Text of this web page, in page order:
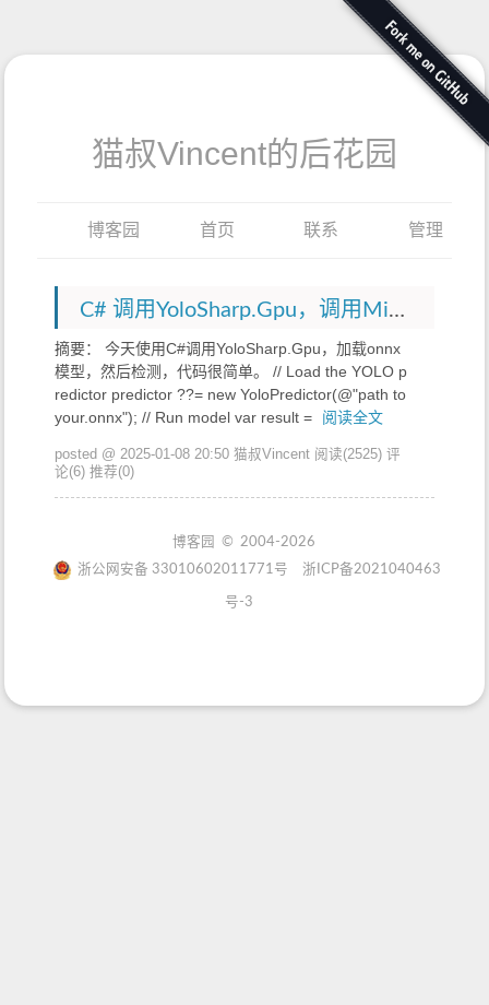
猫叔Vincent的后花园
博客园 首页 联系 管理
C# 调用YoloSharp.Gpu，调用Microsoft.ML.OnnxRuntime.Gpu出错126
摘要： 今天使用C#调用YoloSharp.Gpu，加载onnx
模型，然后检测，代码很简单。 // Load the YOLO p
redictor predictor ??= new YoloPredictor(@"path to
your.onnx"); // Run model var result =
阅读全文
posted @ 2025-01-08 20:50 猫叔Vincent 阅读(2525) 评
论(6) 推荐(0)
博客园 © 2004-2026
浙公网安备 33010602011771号 浙ICP备2021040463
号-3